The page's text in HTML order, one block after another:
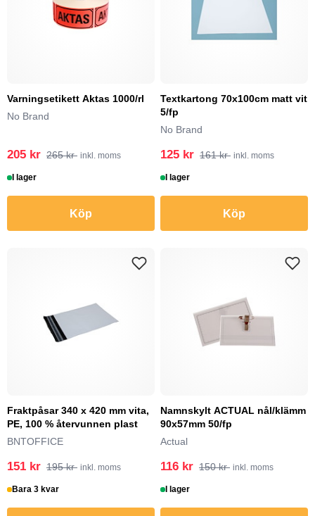
Varningsetikett Aktas 1000/rl
No Brand
205 kr 265 kr inkl. moms
I lager
Köp
Textkartong 70x100cm matt vit
5/fp
No Brand
125 kr 161 kr inkl. moms
I lager
Köp
Fraktpåsar 340 x 420 mm vita,
PE, 100 % återvunnen plast
BNTOFFICE
151 kr 195 kr inkl. moms
Bara 3 kvar
Namnskylt ACTUAL nål/klämm
90x57mm 50/fp
Actual
116 kr 150 kr inkl. moms
I lager